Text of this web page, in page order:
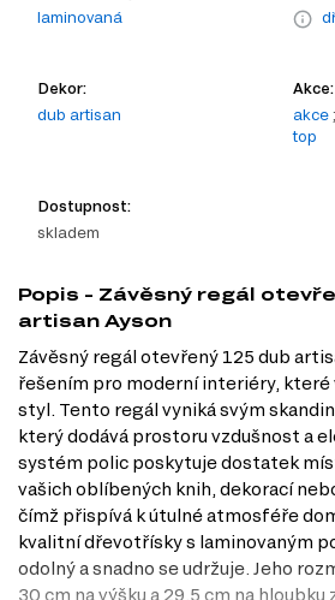
laminovaná
Dekor:
dub artisan
Akce:
akce ;
top
Dostupnost:
skladem
Popis - Závěsný regál
artisan Ayson
Závěsný regál otevřený 125 dub
řešením pro moderní interiéry, které
styl. Tento regál vyniká svým
který dodává prostoru vzdušnost a
systém polic poskytuje dostatek
vašich oblíbených knih, dekorací
čímž přispívá k útulné atmosféře
kvalitní dřevotřísky s laminovaným
odolný a snadno se udržuje. Jeho
30 cm na výšku a 29,5 cm na